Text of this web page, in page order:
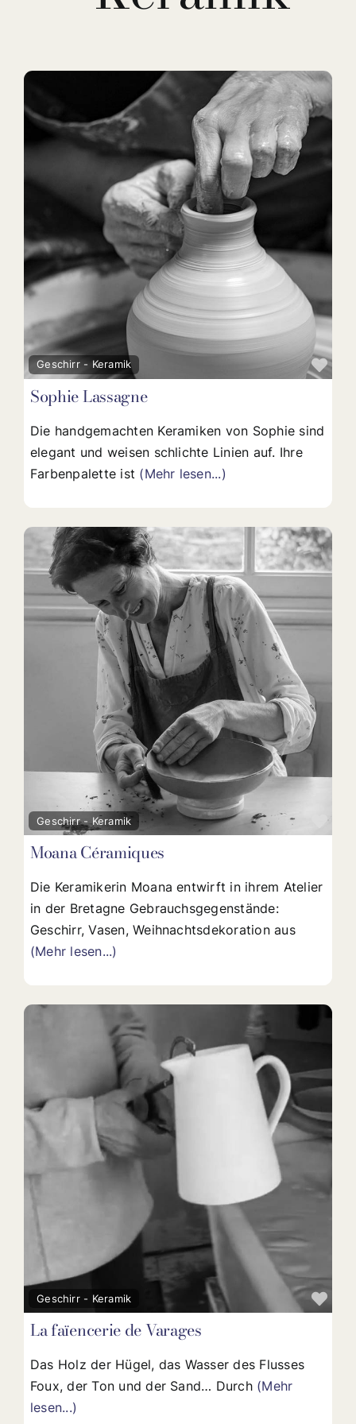
Geschirr - Keramik
Sophie Lassagne
Die handgemachten Keramiken von Sophie sind
elegant und weisen schlichte Linien auf. Ihre
Farbenpalette ist (Mehr lesen...)
Geschirr - Keramik
Moana Céramiques
Die Keramikerin Moana entwirft in ihrem Atelier
in der Bretagne Gebrauchsgegenstände:
Geschirr, Vasen, Weihnachtsdekoration aus
(Mehr lesen...)
Geschirr - Keramik
La faïencerie de Varages
Das Holz der Hügel, das Wasser des Flusses
Foux, der Ton und der Sand… Durch (Mehr
lesen...)